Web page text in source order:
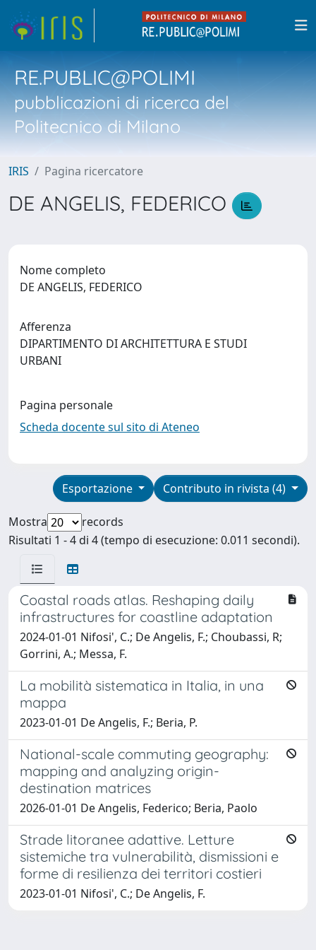
RE.PUBLIC@POLIMI
pubblicazioni di ricerca del
Politecnico di Milano
IRIS Pagina ricercatore
DE ANGELIS, FEDERICO
Nome completo
DE ANGELIS, FEDERICO
Afferenza
DIPARTIMENTO DI ARCHITETTURA E STUDI
URBANI
Pagina personale
Scheda docente sul sito di Ateneo
Contributo in rivista (4)
Esportazione
Mostra
records
Risultati 1 - 4 di 4 (tempo di esecuzione: 0.011 secondi).
Coastal roads atlas. Reshaping daily
infrastructures for coastline adaptation
2024-01-01 Nifosi', C.; De Angelis, F.; Choubassi, R;
Gorrini, A.; Messa, F.
La mobilità sistematica in Italia, in una
mappa
2023-01-01 De Angelis, F.; Beria, P.
National-scale commuting geography:
mapping and analyzing origin-
destination matrices
2026-01-01 De Angelis, Federico; Beria, Paolo
Strade litoranee adattive. Letture
sistemiche tra vulnerabilità, dismissioni e
forme di resilienza dei territori costieri
2023-01-01 Nifosi', C.; De Angelis, F.